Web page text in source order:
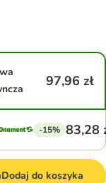
97,96 zł
-15% 83,28
Dodaj do koszyka